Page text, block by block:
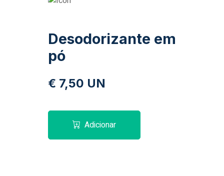
Desodorizante em
pó
€ 7,50 UN
Adicionar